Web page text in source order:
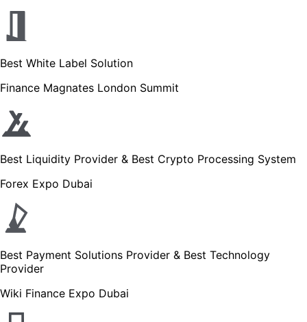
Best White Label Solution
Finance Magnates London Summit
Best Liquidity Provider & Best Crypto Processing System
Forex Expo Dubai
Best Payment Solutions Provider & Best Technology
Provider
Wiki Finance Expo Dubai